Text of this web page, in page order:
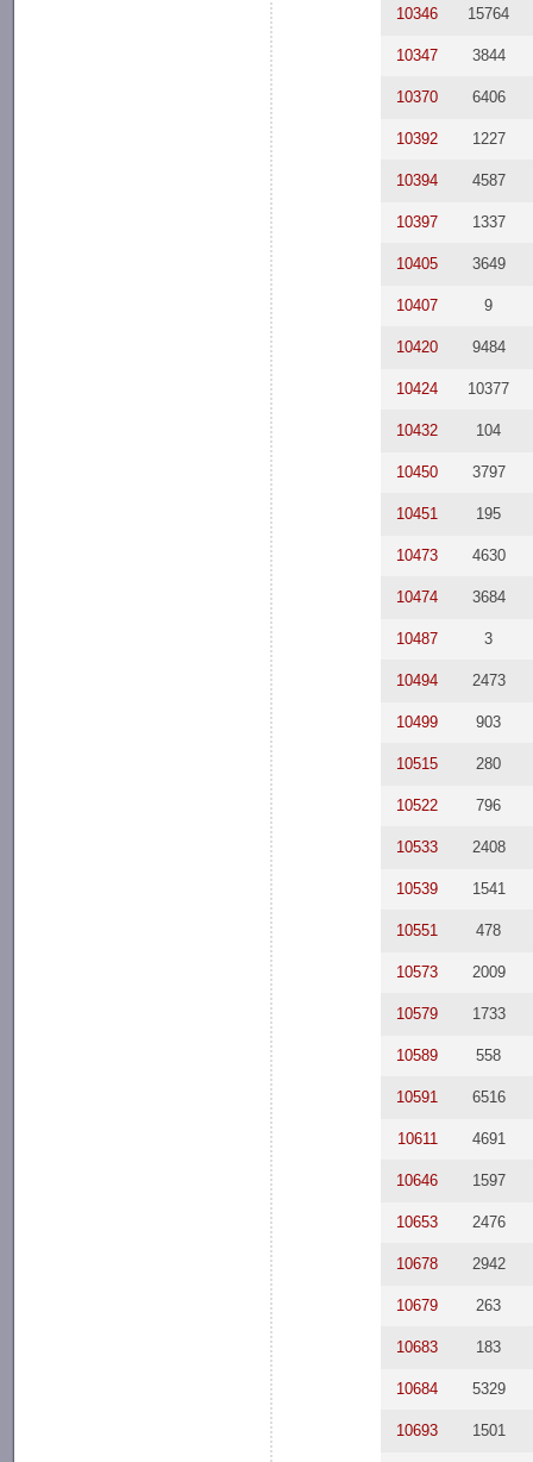
10346 15764
10347 3844
10370 6406
10392 1227
10394 4587
10397 1337
10405 3649
10407 9
10420 9484
10424 10377
10432 104
10450 3797
10451 195
10473 4630
10474 3684
10487 3
10494 2473
10499 903
10515 280
10522 796
10533 2408
10539 1541
10551 478
10573 2009
10579 1733
10589 558
10591 6516
10611 4691
10646 1597
10653 2476
10678 2942
10679 263
10683 183
10684 5329
10693 1501